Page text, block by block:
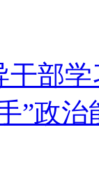
干部
”政治